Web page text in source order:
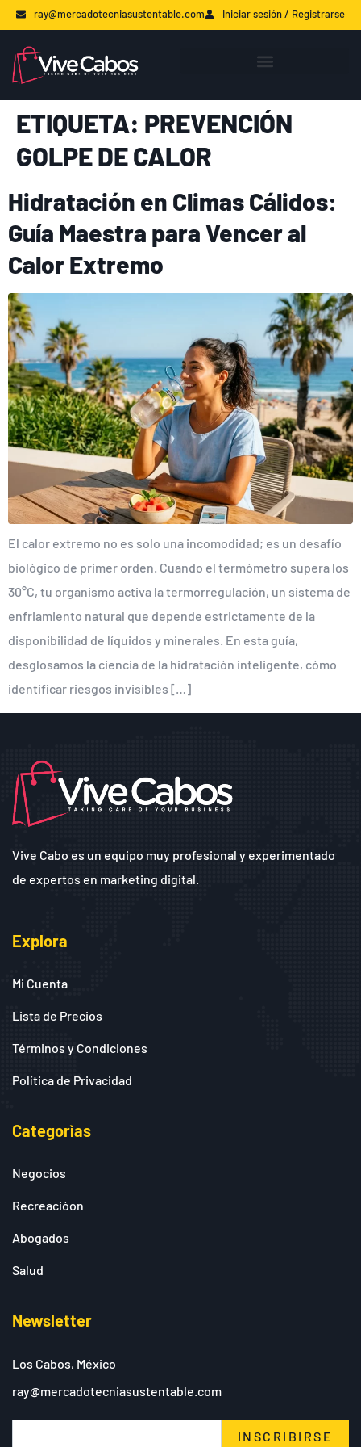
ray@mercadotecniasustentable.com Iniciar sesión / Registrarse
ETIQUETA: PREVENCIÓN
GOLPE DE CALOR
Hidratación en Climas Cálidos:
Guía Maestra para Vencer al
Calor Extremo
El calor extremo no es solo una incomodidad; es un desafío
biológico de primer orden. Cuando el termómetro supera los
30°C, tu organismo activa la termorregulación, un sistema de
enfriamiento natural que depende estrictamente de la
disponibilidad de líquidos y minerales. En esta guía,
desglosamos la ciencia de la hidratación inteligente, cómo
identificar riesgos invisibles […]
Vive Cabo es un equipo muy profesional y experimentado
de expertos en marketing digital.
Explora
Mi Cuenta
Lista de Precios
Términos y Condiciones
Política de Privacidad
Categorìas
Negocios
Recreacióon
Abogados
Salud
Newsletter
Los Cabos, México
ray@mercadotecniasustentable.com
INSCRIBIRSE